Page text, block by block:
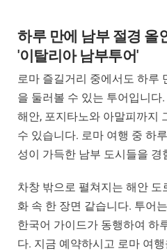
하루 만에 남부 절경 올
'이탈리아 남부투어'
로마 즐길거리 중에서도 하루
을 둘러볼 수 있는 투어입니다
해안, 포지타노와 아말피까지
수 있습니다. 로마 여행 중 하
성이 가득한 남부 도시들을 경
차창 밖으로 펼쳐지는 해안 도
화 속 한 장면 같습니다. 투어
한국어 가이드가 동행하여 하
다. 지금 예약하시고 로마 여